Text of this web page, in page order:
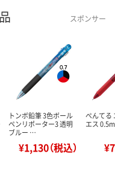
スポンサー
トンボ鉛筆 3色ボール
ペンリポーター3 透明
ブルー …
¥1,130（税込）
ぺんてる
エス